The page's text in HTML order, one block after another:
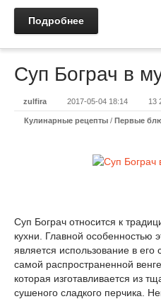
Подробнее
Суп Бограч в
zulfira 2017-05-04 18:14 13
Кулинарные рецепты / Первые
Суп Бограч относится к
кухни. Главной особенностью
является использование в его
самой распространенной
которая изготавливается из
сушеного сладкого перчика.